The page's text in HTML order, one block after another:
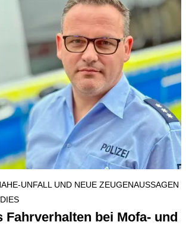
UNFALL UND NEUE ZEUGENAUSSAGEN
Fahrverhalten bei Mofa- und